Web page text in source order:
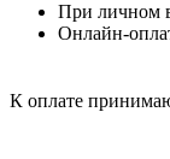
При личном
Онлайн-
К оплате